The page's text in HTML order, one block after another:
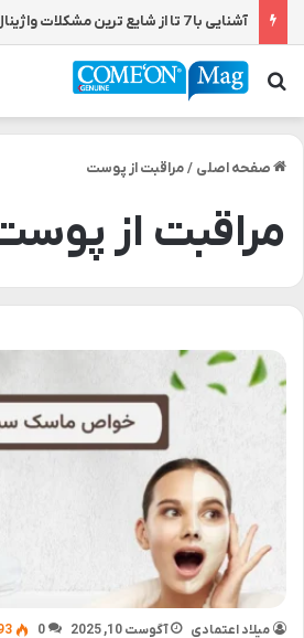
آشنایی با 7 تا از شایع ترین مشکلات واژینال
جستجو برای
صفحه اصلی /مراقبت از پوست
مراقبت از
میلاد اعتمادی آگوست 10, 2025 0